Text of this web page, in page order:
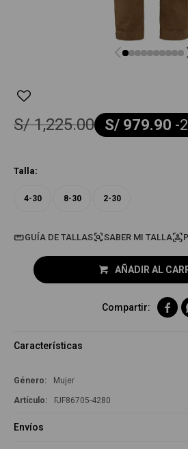
S/ 979.90 -
S/ 1,225.00
Talla:
4-30 8-30 2-30
GUÍA DE TALLAS
AÑADIR AL

Características
Género Mujer
FJF86705-4280
Envíos